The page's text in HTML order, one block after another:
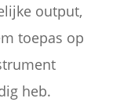
output,
toepas op
heb.